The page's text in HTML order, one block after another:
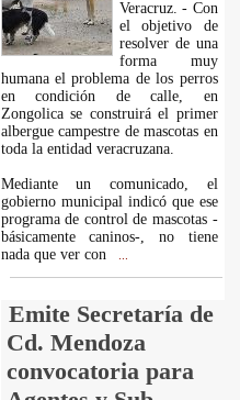
Veracruz. - Con
el objetivo de
resolver de una
forma muy
humana el problema de los perros
en condición de calle, en
Zongolica se construirá el primer
albergue campestre de mascotas en
toda la entidad veracruzana.
Mediante un comunicado, el
gobierno municipal indicó que ese
programa de control de mascotas -
básicamente caninos-, no tiene
nada que ver con
Emite Secretaría de
Cd. Mendoza
convocatoria para